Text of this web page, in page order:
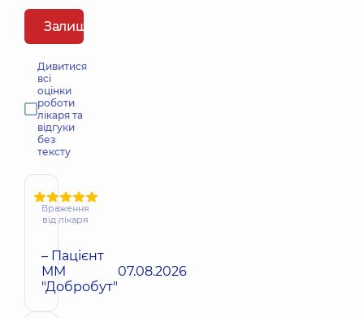
Залишити відгук
Дивитися
всі
оцінки
роботи
лікаря та
відгуки
без
тексту
Враження
від лікаря
– Пацієнт
ММ
"Добробут"
07.08.2026